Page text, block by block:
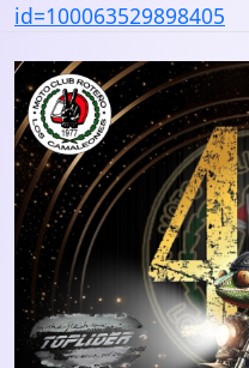
id=100063529898405